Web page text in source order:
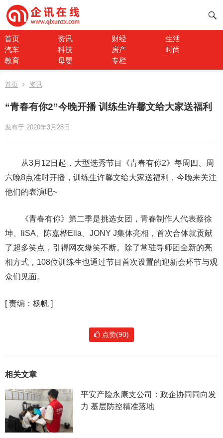
首页 资讯 财经
生活
汽车
科技 房产
时尚
教育
母婴 专栏
首页 资讯
“青春有你2”今晚开播 训练生许馨文给大家送福利
发布于 2020年3月28日
从3月12日起，大型选秀节目《青春有你2》每周四、周
六晚8点准时开播，训练生许馨文给大家送福利，今晚来关注
他们的表演吧~
《青春有你》第二季是挑选女团，青春制作人代表蔡徐
坤、liSA、陈嘉桦Ella、JONY J集体亮相，首次合体就贡献
了超多笑点，引得网友爆笑不断。除了常驻导师团全新的亮
相方式，108位训练生也通过节目首次设置的迎新会环节与观
众们见面。
[责编：杨帆 ]
点赞(90)
相关文章
平安产险永康支公司：政企协同同向发
力 基层防控精准落地